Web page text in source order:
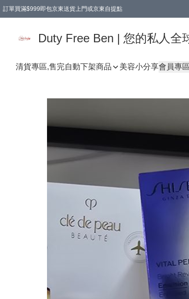
訂單買滿$999即包京東送貨上門或京東自提點
Duty Free Ben | 您的私人全
清貨專區,售完自動下架商品 美容小分享會員專區